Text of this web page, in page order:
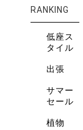
RANKING
低座ス
タイル
出張
サマー
セール
植物